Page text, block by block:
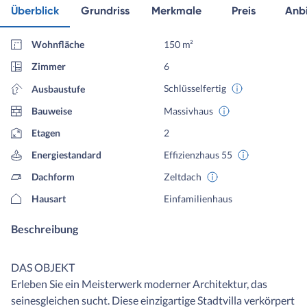
Überblick Grundriss Merkmale Preis
Wohnfläche
150 m²
Zimmer
6
Ausbaustufe
Schlüsselfertig
Bauweise
Massivhaus
Etagen
2
Energiestandard
Effizienzhaus 55
Dachform
Zeltdach
Hausart
Einfamilienhaus
Beschreibung
DAS OBJEKT
Erleben Sie ein Meisterwerk moderner Architektur, das
seinesgleichen sucht. Diese einzigartige Stadtvilla verkörpert